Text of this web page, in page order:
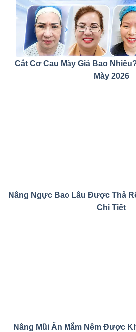
Cắt Cơ Cau Mày Giá Bao
Mày 2026
Nâng Ngực Bao Lâu Được Thả
Chi Tiết
Nâng Mũi Ăn Mắm Nêm Được